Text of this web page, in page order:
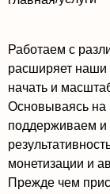
Работаем с
расширяет наши
начать и
Основываясь на
поддерживаем
монетизации и
Прежде чем